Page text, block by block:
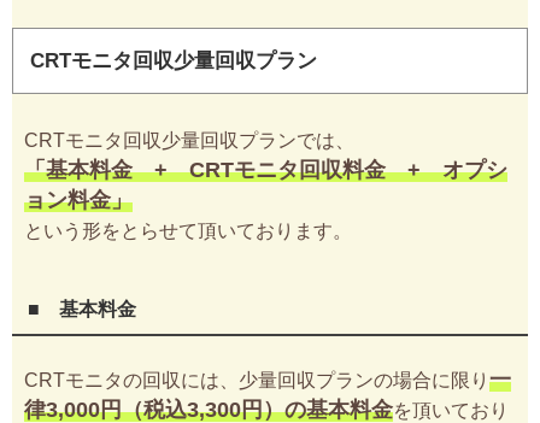
CRTモニタ回収少量回収プラン
CRTモニタ回収少量回収プランでは、
「基本料金 + CRTモニタ回収料金 + オプシ
ョン料金」
という形をとらせて頂いております。
■ 基本料金
CRTモニタの回収には、少量回収プランの場合に限り 一
律3,000円（税込3,300円）の基本料金を頂いており